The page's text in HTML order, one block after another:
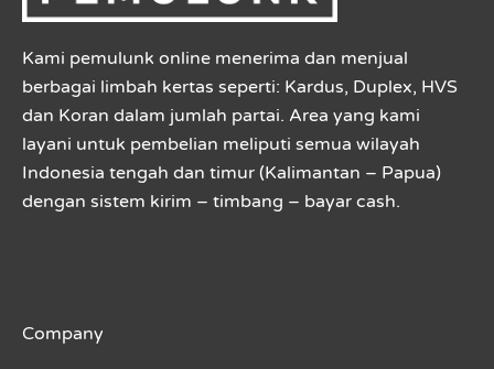
Kami pemulunk online menerima dan menjual
berbagai limbah kertas seperti: Kardus, Duplex, HVS
dan Koran dalam jumlah partai. Area yang kami
layani untuk pembelian meliputi semua wilayah
Indonesia tengah dan timur (Kalimantan – Papua)
dengan sistem kirim – timbang – bayar cash.
Company